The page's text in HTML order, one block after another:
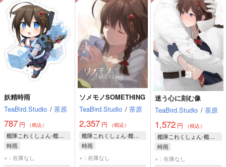
妖精時雨
TeaBird.Studio / 茶原
787 円 （税込）
艦隊これくしょん-艦これ-
時雨
×：在庫なし
ソメモノSOMETHING
TeaBird.Studio / 茶原
2,357 円 （税込）
艦隊これくしょん-艦これ-
時雨
×：在庫なし
迷う心に刻む像
TeaBird.Studio / 茶原
1,572円 （税込）
艦隊これくしょん-艦これ-
時雨
×：在庫なし